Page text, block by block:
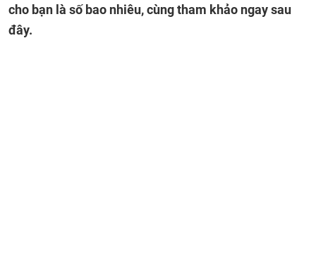
cho bạn là số bao nhiêu, cùng tham khảo ngay sau
đây.